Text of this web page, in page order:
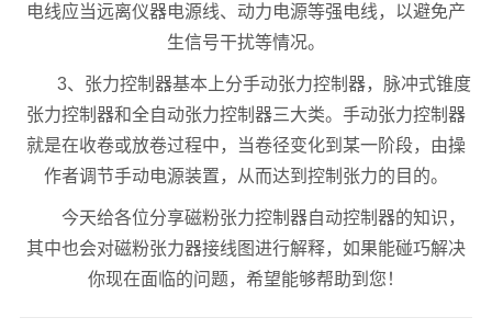
电线应当远离仪器电源线、动力电源等强电线，以避免产
生信号干扰等情况。
3、张力控制器基本上分手动张力控制器，脉冲式锥度
张力控制器和全自动张力控制器三大类。手动张力控制器
就是在收卷或放卷过程中，当卷径变化到某一阶段，由操
作者调节手动电源装置，从而达到控制张力的目的。
今天给各位分享磁粉张力控制器自动控制器的知识，
其中也会对磁粉张力器接线图进行解释，如果能碰巧解决
你现在面临的问题，希望能够帮助到您！